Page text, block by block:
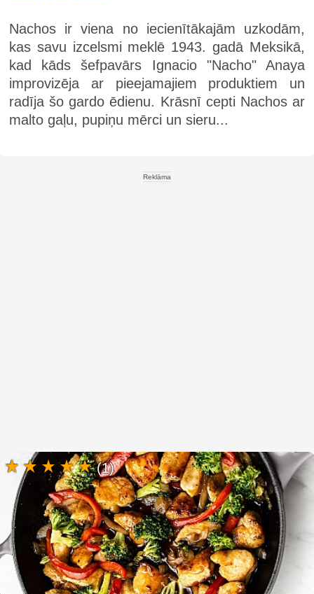
Nachos ir viena no iecienītākajām uzkodām,
kas savu izcelsmi meklē 1943. gadā Meksikā,
kad kāds šefpavārs Ignacio "Nacho" Anaya
improvizēja ar pieejamajiem produktiem un
radīja šo gardo ēdienu. Krāsnī cepti Nachos ar
malto gaļu, pupiņu mērci un sieru...
Reklāma
(1)